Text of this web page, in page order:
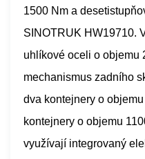
1500 Nm a
SINOTRUK HW19710.
uhlíkové oceli o objemu
mechanismus zadního
dva kontejnery o
kontejnery o objemu
využívají integrovaný